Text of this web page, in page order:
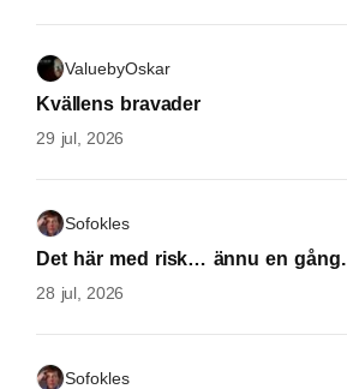
ValuebyOskar
Kvällens bravader
29 jul, 2026
Sofokles
Det här med risk… ännu en gång.
28 jul, 2026
Sofokles